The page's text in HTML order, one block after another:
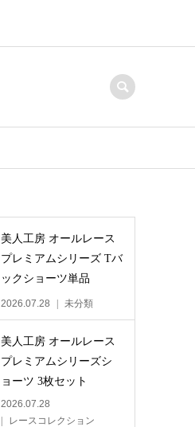
美人工房 オールレース
プレミアムシリーズ Tバ
ックショーツ単品
2026.07.28 未分類
美人工房 オールレース
プレミアムシリーズシ
ョーツ 3枚セット
2026.07.28
レースコレクション